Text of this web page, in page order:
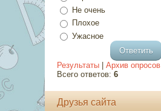
Не очень
Плохое
Ужасное
Результаты
Архив опросов
Всего ответов: 6
Друзья сайта